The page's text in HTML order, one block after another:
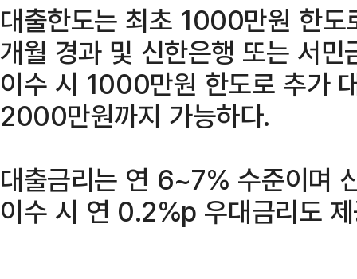
대출한도는 최초 1000만원 한
개월 경과 및 신한은행 또는 서
이수 시 1000만원 한도로 추가
2000만원까지 가능하다.
대출금리는 연 6~7% 수준이며
이수 시 연 0.2%p 우대금리도